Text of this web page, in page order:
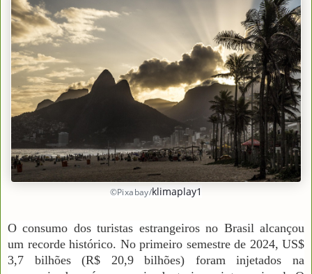
©Pixabay/klimaplay1
O consumo dos turistas estrangeiros no Brasil alcançou
um recorde histórico. No primeiro semestre de 2024, US$
3,7 bilhões (R$ 20,9 bilhões) foram injetados na